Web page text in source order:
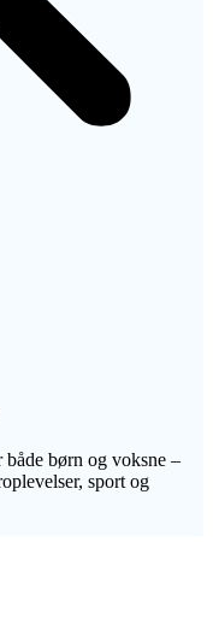
børn og voksne –
sport og